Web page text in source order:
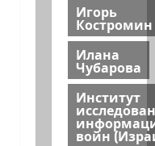
Игорь
Костромин
Илана
Чубарова
Институт
войн